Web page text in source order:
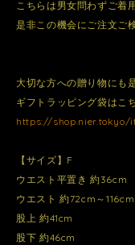
こちらは男女問わずご着
是非この機会にご注文ご
大切な方への贈り物にも
ギフトラッピング袋はこ
https://shop.nier.tokyo/
【サイズ】F
ウエスト平置き 約36cm
ウエスト 約72cm～
股上 約41cm
股下 約46cm